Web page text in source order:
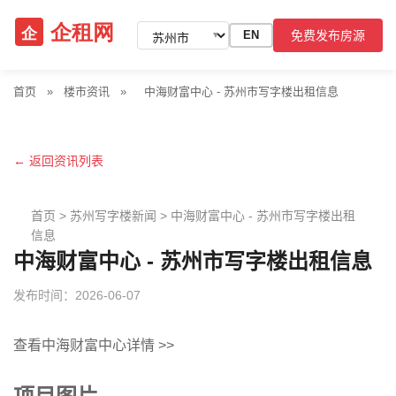
▼ EN 免费发布房源
首页 » 楼市资讯 » 中海财富中心 - 苏州市写字楼出租信息
← 返回资讯列表
首页 > 苏州写字楼新闻 > 中海财富中心 - 苏州市写字楼出租
信息
中海财富中心 - 苏州市写字楼出租信息
发布时间：2026-06-07
查看中海财富中心详情 >>